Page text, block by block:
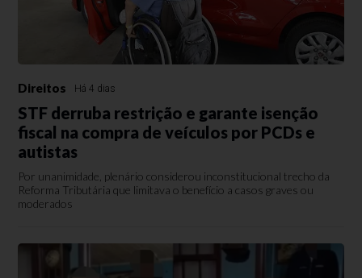
Direitos Há 4 dias
STF derruba restrição e garante isenção
fiscal na compra de veículos por PCDs e
autistas
Por unanimidade, plenário considerou inconstitucional trecho da
Reforma Tributária que limitava o benefício a casos graves ou
moderados